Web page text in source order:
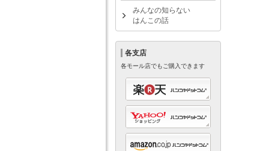
みんなの知らない
はんこの話
各支店
各モール店でもご購入できます